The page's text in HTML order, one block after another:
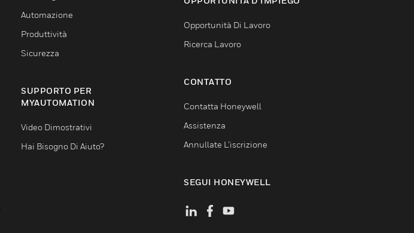
Automazione
Produttività
Sicurezza
SUPPORTO PER
MYAUTOMATION
Video Dimostrativi
Hai Bisogno Di Aiuto?
Opportunità Di Lavoro
Ricerca Lavoro
CONTATTO
Contatta Honeywell
Assistenza
Annullate L’iscrizione
SEGUI HONEYWELL